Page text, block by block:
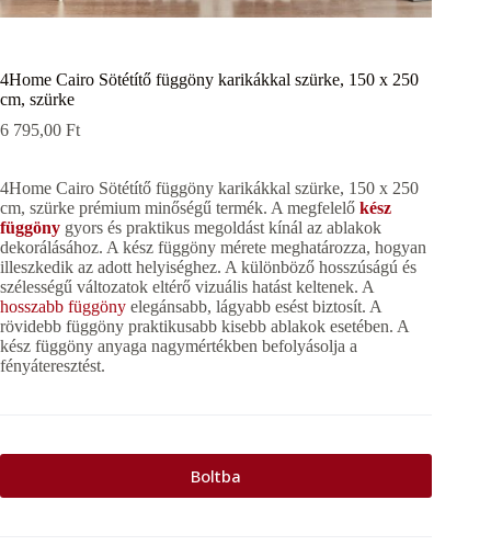
4Home Cairo Sötétítő függöny karikákkal szürke, 150 x 250
cm, szürke
6 795,00 Ft
4Home Cairo Sötétítő függöny karikákkal szürke, 150 x 250
cm, szürke prémium minőségű termék. A megfelelő kész
függöny gyors és praktikus megoldást kínál az ablakok
dekorálásához. A kész függöny mérete meghatározza, hogyan
illeszkedik az adott helyiséghez. A különböző hosszúságú és
szélességű változatok eltérő vizuális hatást keltenek. A
hosszabb függöny elegánsabb, lágyabb esést biztosít. A
rövidebb függöny praktikusabb kisebb ablakok esetében. A
kész függöny anyaga nagymértékben befolyásolja a
fényáteresztést.
Boltba